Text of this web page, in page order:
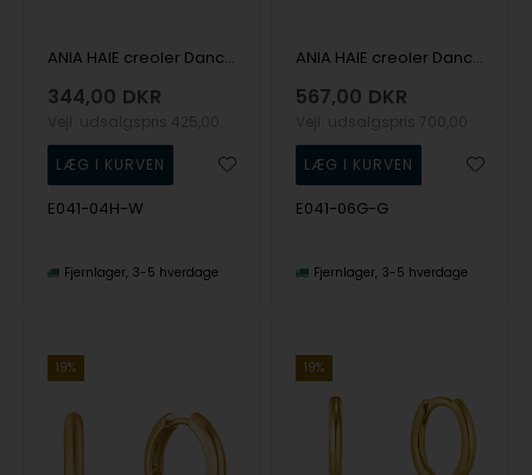
ANIA HAIE creoler Dance Til Dawn E041-04H-W
344,00 DKR
E041-04H-W
Fjernlager 3-5 hverdage
ANIA HAIE creoler Dance Til Dawn E041-06G-G
567,00 DKR
E041-06G-G
Fjernlager 3-5 hverdage
19% 19%